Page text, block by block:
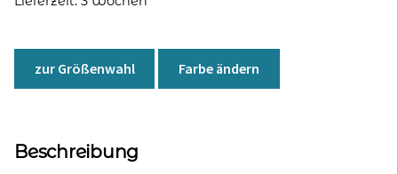
zur Größenwahl Farbe ändern
Beschreibung